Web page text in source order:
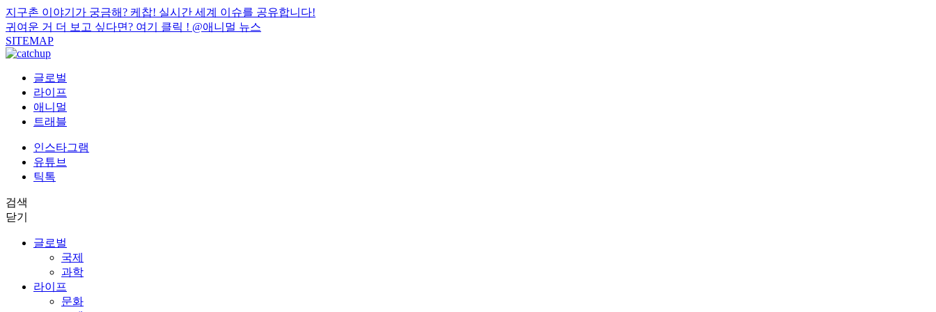
지구촌 이야기가 궁금해? 케찹! 실시간 세계 이슈를 공유합니다!
귀여운 거 더 보고 싶다면? 여기 클릭 ! @애니멀 뉴스
SITEMAP
글로벌
라이프
애니멀
트래블
인스타그램
유튜브
틱톡
검색
닫기
글로벌
국제
과학
라이프
문화